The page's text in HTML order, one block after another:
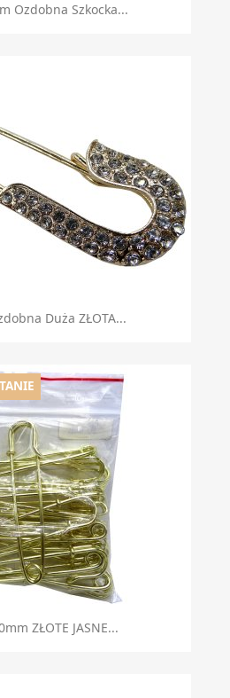
Ozdobna Szkocka...
Duża ZŁOTA...
ZŁOTE JASNE...